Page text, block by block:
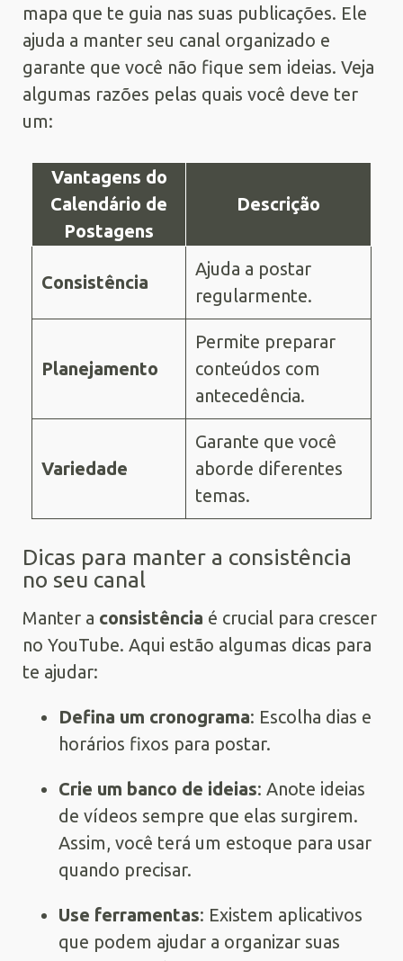
mapa que te guia nas suas publicações. Ele
ajuda a manter seu canal organizado e
garante que você não fique sem ideias. Veja
algumas razões pelas quais você deve ter
um:
Vantagens do
Calendário de
Postagens
Descrição
Consistência
Ajuda a postar
regularmente.
Planejamento
Permite preparar
conteúdos com
antecedência.
Variedade
Garante que você
aborde diferentes
temas.
Dicas para manter a consistência
no seu canal
Manter a consistência é crucial para crescer
no YouTube. Aqui estão algumas dicas para
te ajudar:
Defina um cronograma: Escolha dias e
horários fixos para postar.
Crie um banco de ideias: Anote ideias
de vídeos sempre que elas surgirem.
Assim, você terá um estoque para usar
quando precisar.
Use ferramentas: Existem aplicativos
que podem ajudar a organizar suas